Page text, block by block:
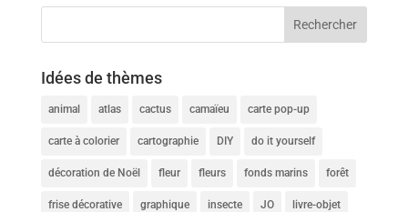
Idées de thèmes
animal atlas cactus camaïeu carte pop-up
carte à colorier cartographie DIY do it yourself
décoration de Noël fleur fleurs fonds marins forêt
frise décorative graphique insecte JO livre-objet